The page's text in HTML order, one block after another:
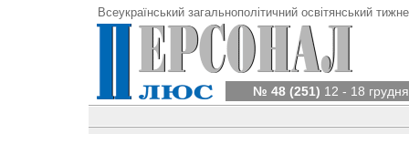
Всеукраїнський загальнополітичний освітянський
№ 48 (251) 12 - 18